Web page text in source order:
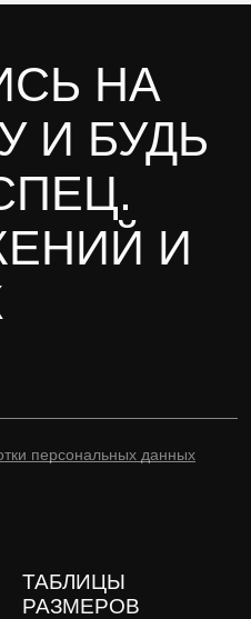
НА
И БУДЬ
И
персональных данных
ТАБЛИЦЫ
РАЗМЕРОВ